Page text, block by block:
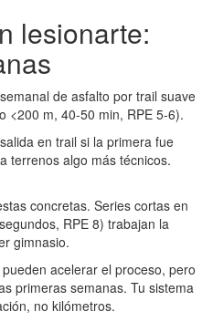
lesionarte:
de asfalto por trail suave
<200 m, 40-50 min, RPE 5-6).
en trail si la primera fue
terrenos algo más técnicos.
concretas. Series cortas en
RPE 8) trabajan la
gimnasio.
acelerar el proceso, pero
primeras semanas. Tu sistema
no kilómetros.